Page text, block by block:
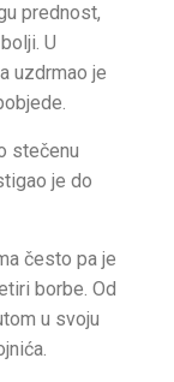
prednost,
U
uzdrmao je
stečenu
je do
često pa je
borbe. Od
u svoju